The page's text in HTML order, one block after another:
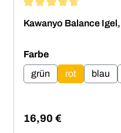
Kawanyo Balance
Farbeauswählen
grün
rot blau
Regulärer Preis:
16,90 €